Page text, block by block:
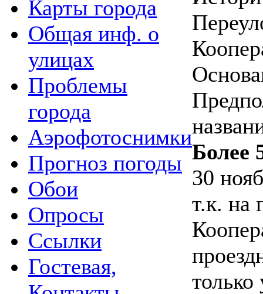
Карты города
Общая инф. о
улицах
Проблемы
города
Аэрофотоснимки
Прогноз погоды
Обои
Опросы
Ссылки
Гостевая,
Более
30
т.к. на